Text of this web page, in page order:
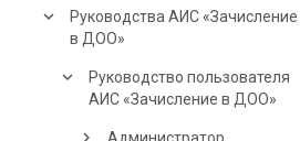
keyboard_arrow_down
Руководства АИС «Зачисление
в ДОО»
keyboard_arrow_down
Руководство пользователя
АИС «Зачисление в ДОО»